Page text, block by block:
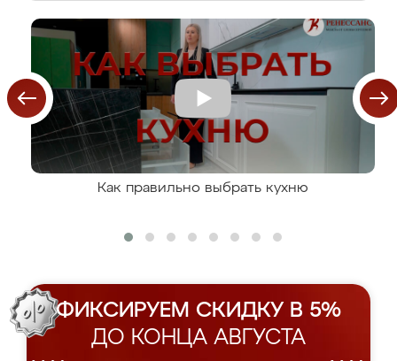
Как правильно выбрать кухню
ФИКСИРУЕМ СКИДКУ В 5%
ДО КОНЦА АВГУСТА